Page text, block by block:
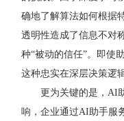
确地了解算法如何根据
透明性造成了信息不对
种“被动的信任”。即使
这种忠实在深层决策逻
更为关键的是，AI
响，企业通过AI助手服